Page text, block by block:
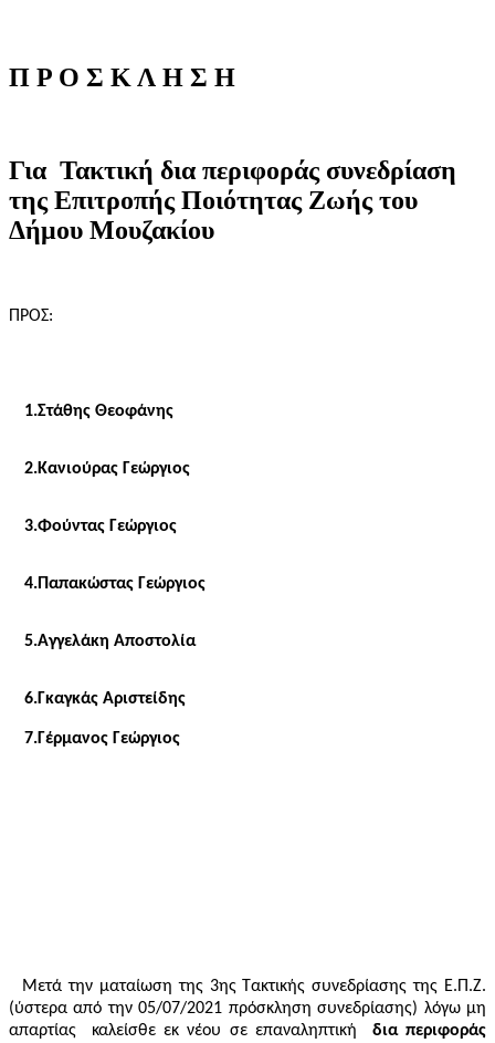
Π Ρ Ο Σ Κ Λ Η Σ Η
Για Τακτική δια περιφοράς συνεδρίαση
της Επιτροπής Ποιότητας Ζωής του
Δήμου Μουζακίου
ΠΡΟΣ:
1.Στάθης Θεοφάνης
2.Κανιούρας Γεώργιος
3.Φούντας Γεώργιος
4.Παπακώστας Γεώργιος
5.Αγγελάκη Αποστολία
6.Γκαγκάς Αριστείδης
7.Γέρμανος Γεώργιος
Μετά την ματαίωση της 3ης Τακτικής συνεδρίασης της Ε.Π.Ζ.
(ύστερα από την 05/07/2021 πρόσκληση συνεδρίασης) λόγω μη
απαρτίας
καλείσθε εκ νέου σε επαναληπτική
δια περιφοράς